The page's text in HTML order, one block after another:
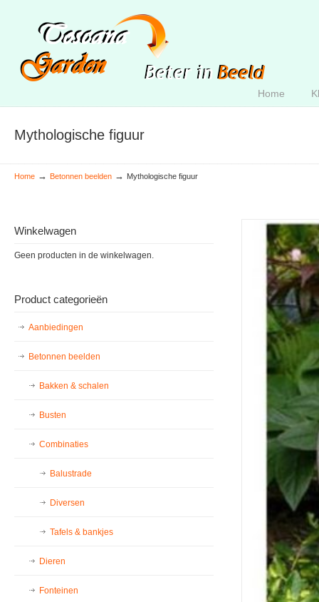
Home
Mythologische figuur
Home → Betonnen beelden → Mythologische figuur
Winkelwagen
Geen producten in de winkelwagen.
Product categorieën
Aanbiedingen
Betonnen beelden
Bakken & schalen
Busten
Combinaties
Balustrade
Diversen
Tafels & bankjes
Dieren
Fonteinen